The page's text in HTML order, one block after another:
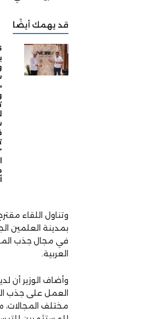
قد يهمك أيضًا
وتناول اللقاء
في مجال جذب
العربية.
وأضاف الوزير أن
العمل على جذب
مختلف المجالات،